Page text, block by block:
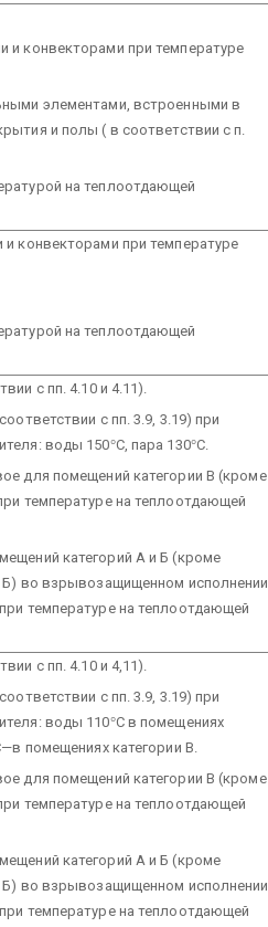
и конвекторами при температуре
элементами, встроенными в
и полы ( в соответствии с п.
на теплоотдающей
конвекторами при температуре
на теплоотдающей
с пп. 4.10 и 4.11).
с пп. 3.9, 3.19) при
воды 150°С, пара 130°С.
для помещений категории В (кроме
температуре на теплоотдающей
категорий А и Б (кроме
Б) во взрывозащищенном исполнении
температуре на теплоотдающей
с пп. 4.10 и 4,11).
с пп. 3.9, 3.19) при
воды 110°С в помещениях
помещениях категории В.
для помещений категории В (кроме
температуре на теплоотдающей
категорий А и Б (кроме
Б) во взрывозащищенном исполнении
температуре на теплоотдающей